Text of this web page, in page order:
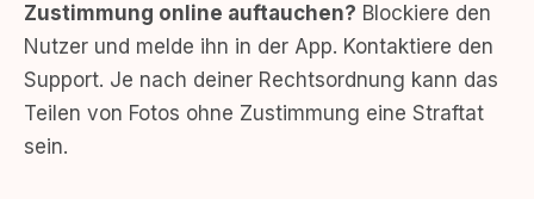
Zustimmung online auftauchen? Blockiere den
Nutzer und melde ihn in der App. Kontaktiere den
Support. Je nach deiner Rechtsordnung kann das
Teilen von Fotos ohne Zustimmung eine Straftat
sein.